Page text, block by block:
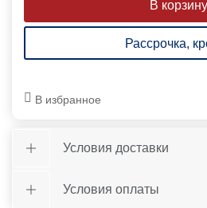
Рассрочка,
В избранное
Условия доставки
Условия оплаты